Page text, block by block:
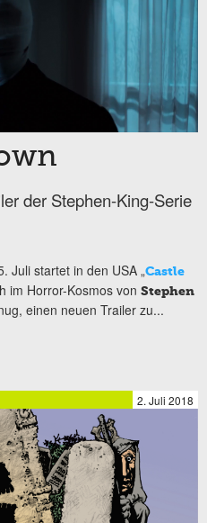
der Stephen-King-Serie
Juli startet in den USA „Castle
im Horror-Kosmos von Stephen
einen neuen Trailer zu...
2. Juli 2018